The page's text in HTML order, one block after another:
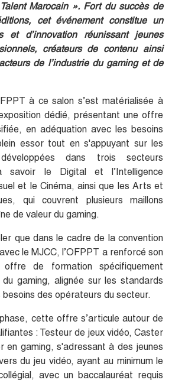
Marocain ». Fort du succès de
cet événement constitue un
et d’innovation réunissant jeunes
créateurs de contenu ainsi
de l’industrie du gaming et de
à ce salon s’est matérialisée à
dédié, présentant une offre
en adéquation avec les besoins
essor tout en s'appuyant sur les
dans trois secteurs
savoir le Digital et l’Intelligence
et le Cinéma, ainsi que les Arts et
qui couvrent plusieurs maillons
de valeur du gaming.
que dans le cadre de la convention
le MJCC, l’OFPPT a renforcé son
de formation spécifiquement
gaming, alignée sur les standards
des opérateurs du secteur.
cette offre s’articule autour de
: Testeur de jeux vidéo, Caster
gaming, s'adressant à des jeunes
du jeu vidéo, ayant au minimum le
avec un baccalauréat requis